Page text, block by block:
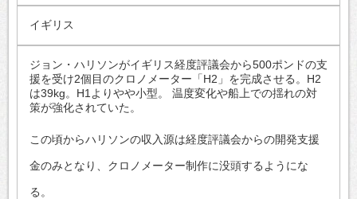
イギリス
ジョン・ハリソンがイギリス経度評議会から500ポンドの支
援を受け2個目のクロノメーター「H2」を完成させる。H2
は39kg。H1よりやや小型。 温度変化や船上での揺れの対
策が強化されていた。
この頃からハリソンの収入源は経度評議会からの開発支援
金のみとなり、クロノメーター制作に没頭するようにな
る。